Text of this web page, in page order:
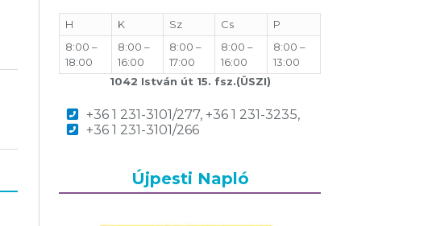
H K Sz Cs
P
8:00 –
18:00
8:00 –
16:00
8:00 –
17:00
8:00 –
16:00
8:00 –
13:00
1042 István út 15. fsz.(ÜSZI)
+36 1 231-3101/277, +36 1 231-3235,
+36 1 231-3101/266
Újpesti Napló